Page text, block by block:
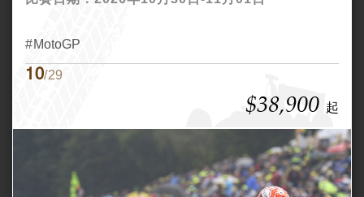
MotoGP
10/29
$38,900 起